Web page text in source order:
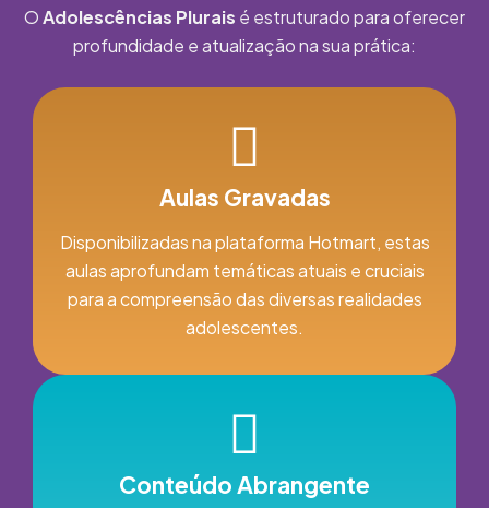
OAdolescências Plurais é estruturado para oferecer
profundidade e atualização na sua prática:
Aulas Gravadas
Disponibilizadas na plataforma Hotmart, estas
aulas aprofundam temáticas atuais e cruciais
para a compreensão das diversas realidades
adolescentes.
Conteúdo Abrangente